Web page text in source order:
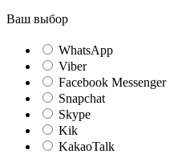
Ваш выбор
WhatsApp
Viber
Facebook Messenger
Snapchat
Skype
Kik
KakaoTalk